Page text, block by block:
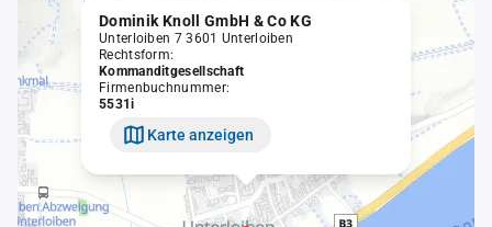
Dominik Knoll GmbH & Co KG
Unterloiben 7 3601 Unterloiben
Rechtsform:
Kommanditgesellschaft
Firmenbuchnummer:
5531i
Karte anzeigen